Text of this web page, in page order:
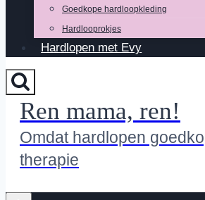
Goedkope hardloopkleding
Hardlooprokjes
Hardlopen met Evy
Ren mama, ren!
Omdat hardlopen
therapie